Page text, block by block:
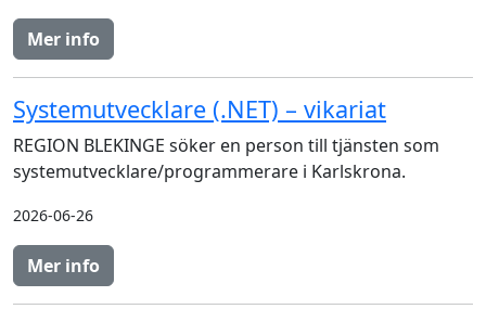
Mer info
Systemutvecklare (.NET) – vikariat
REGION BLEKINGE söker en person till tjänsten som
systemutvecklare/programmerare i Karlskrona.
2026-06-26
Mer info